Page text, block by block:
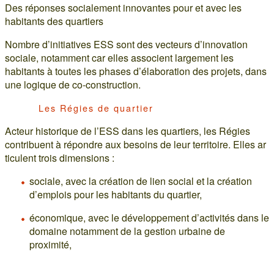
Des réponses socialement innovantes pour et avec les
habitants des quartiers
Nombre d’initiatives ESS sont des vecteurs d’innovation
sociale, notamment car elles associent largement les
habitants à toutes les phases d’élaboration des projets, dans
une logique de co-construction.
Les Régies de quartier
Acteur historique de l’ESS dans les quartiers, les Régies
contribuent à répondre aux besoins de leur territoire. Elles ar
ticulent trois dimensions :
sociale, avec la création de lien social et la création
d’emplois pour les habitants du quartier,
économique, avec le développement d’activités dans le
domaine notamment de la gestion urbaine de
proximité,